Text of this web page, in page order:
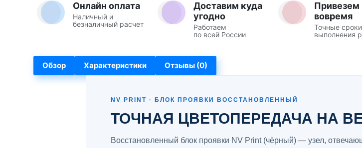
Онлайн оплата
Наличный и
безналичный расчет
Доставим куда
угодно
Работаем
по всей России
Привезем
вовремя
Точные сроки
выполнения
Обзор Характеристики Отзывы (0)
NV PRINT · БЛОК ПРОЯВКИ ВОССТАНОВЛЕННЫЙ
ТОЧНАЯ ЦВЕТОПЕРЕДАЧА НА
Восстановленный блок проявки NV Print (чёрный) — узел,